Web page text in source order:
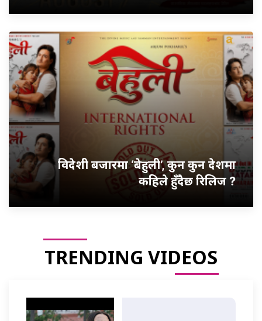
विदेशी बजारमा ‘बेहुली’, कुन कुन देशमा
कहिले हुँदैछ रिलिज ?
TRENDING VIDEOS